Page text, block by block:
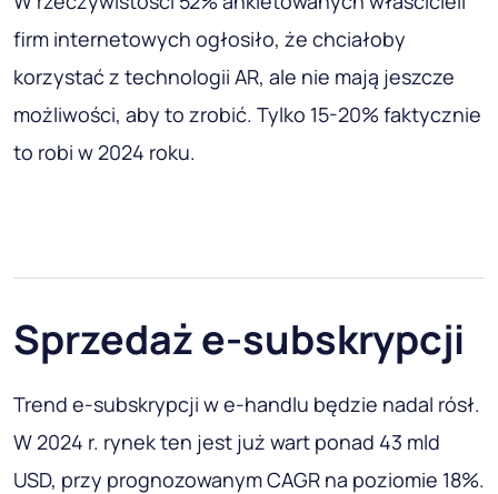
firm internetowych ogłosiło, że chciałoby
korzystać z technologii AR, ale nie mają jeszcze
możliwości, aby to zrobić. Tylko 15-20% faktycznie
to robi w 2024 roku.
Sprzedaż e-subskrypcji
Trend e-subskrypcji w e-handlu będzie nadal rósł.
W 2024 r. rynek ten jest już wart ponad 43 mld
USD, przy prognozowanym CAGR na poziomie 18%.